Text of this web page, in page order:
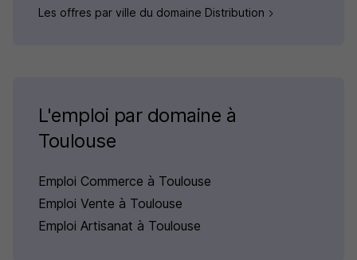
Les offres par ville du domaine Distribution
L'emploi par domaine à
Toulouse
Emploi Commerce à Toulouse
Emploi Vente à Toulouse
Emploi Artisanat à Toulouse